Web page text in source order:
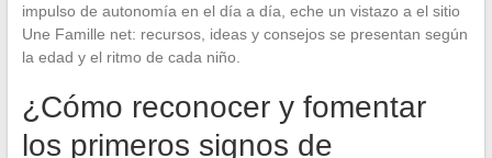
impulso de autonomía en el día a día, eche un vistazo a el sitio
Une Famille net: recursos, ideas y consejos se presentan según
la edad y el ritmo de cada niño.
¿Cómo reconocer y fomentar
los primeros signos de